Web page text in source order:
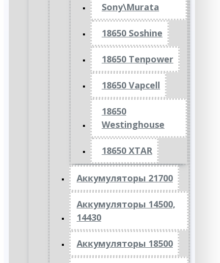
Sony\Murata
18650 Soshine
18650 Tenpower
18650 Vapcell
18650
Westinghouse
18650 XTAR
Аккумуляторы 21700
Аккумуляторы 14500,
14430
Аккумуляторы 18500